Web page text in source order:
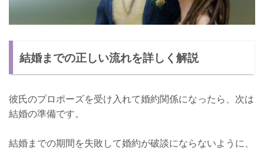
結婚までの正しい流れを詳しく解説
彼氏のプロポーズを受け入れて婚約関係になったら、次は
結婚の準備です。
結婚までの期間を失敗して婚約が破談にならないように、